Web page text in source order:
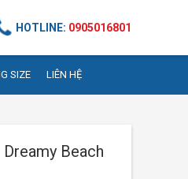
HOTLINE: 0905016801
SIZE LIÊN HỆ
Beach